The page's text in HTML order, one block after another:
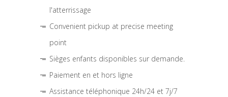
l'atterrissage
Convenient pickup at precise meeting
point
Sièges enfants disponibles sur demande.
Paiement en et hors ligne
Assistance téléphonique 24h/24 et 7j/7